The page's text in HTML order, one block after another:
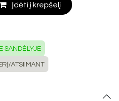
Įdėti į krepšelį
SANDĖLYJE
ATSIIMANT